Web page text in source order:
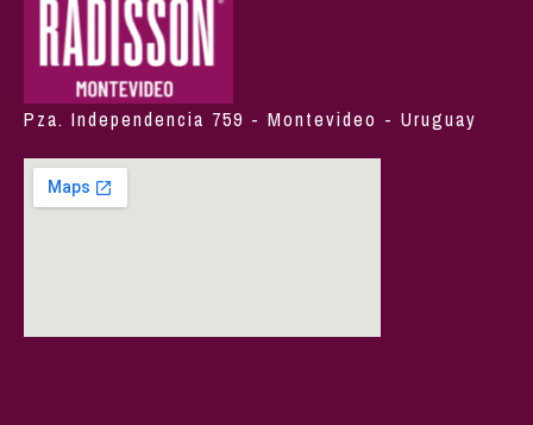
Pza. Independencia 759 - Montevideo - Uruguay